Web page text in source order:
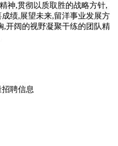
神,贯彻以质取胜的战略方针,
绩,展望未来,留洋事业发展方
,开阔的视野凝聚干练的团队精
聘信息